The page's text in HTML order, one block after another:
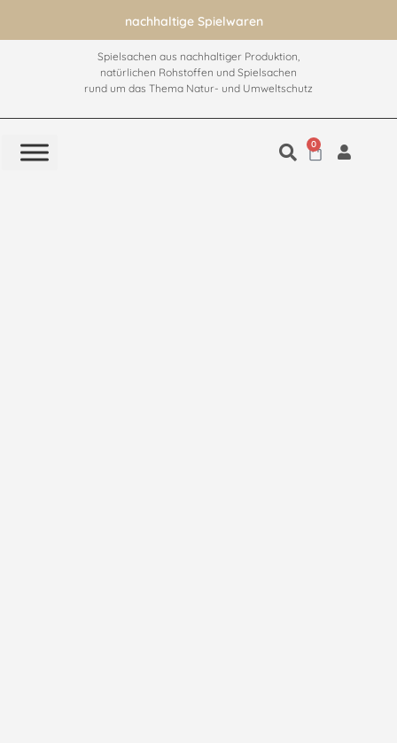
nachhaltige Spielwaren
Spielsachen aus nachhaltiger Produktion,
natürlichen Rohstoffen und Spielsachen
rund um das Thema Natur- und Umweltschutz
0